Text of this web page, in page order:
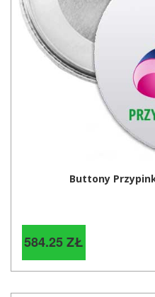
Buttony
584.25 ZŁ